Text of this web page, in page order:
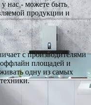
нас - можете быть
продукции и
с производителями
площадей и
одну из самых